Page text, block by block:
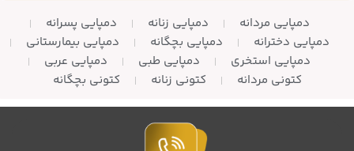
دمپایی مردانه دمپایی زنانه
دمپایی پسرانه
دمپایی دخترانه
دمپایی بچگانه
دمپایی بیمارستانی
دمپایی استخری
دمپایی طبی
دمپایی عربی
کتونی مردانه
کتونی زنانه کتونی بچگانه